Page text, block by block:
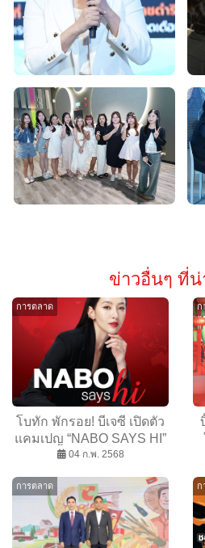
ข่าวอื่นๆ ที่น่
การตลาด
โบทัก พักรอย! บีเจซี เปิดตัว
แคมเปญ “NABO SAYS HI”
สุดจึ้ง ดึงดาราตัวท็อป “เบล
พร้อม ๆ กัน
04 ก.พ. 2568
ก
การตลาด ก